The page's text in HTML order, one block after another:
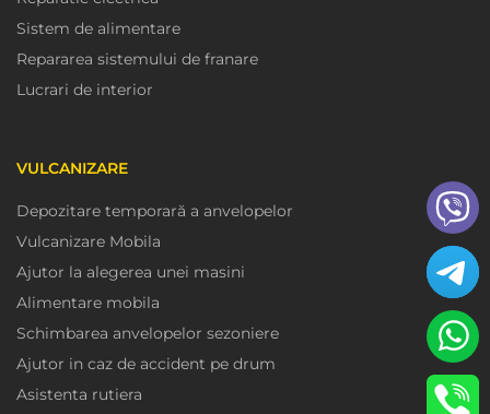
Sistem de alimentare
Repararea sistemului de franare
Lucrari de interior
VULCANIZARE
Depozitare temporară a anvelopelor
Vulcanizare Mobila
Ajutor la alegerea unei masini
Alimentare mobila
Schimbarea anvelopelor sezoniere
Ajutor in caz de accident pe drum
Asistenta rutiera